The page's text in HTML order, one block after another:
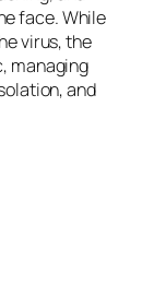
face. While
virus, the
managing
and